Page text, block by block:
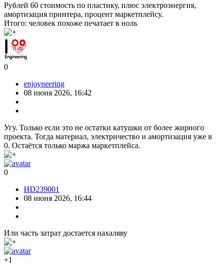
Рублей 60 стоимость по пластику, плюс электроэнергия,
амортизация принтера, процент маркетплейсу.
Итого: человек похоже печатает в ноль
0
enjoyneering
08 июня 2026, 16:42
Угу. Только если это не остатки катушки от более жирного
проекта. Тогда материал, электричество и амортизация уже в
0. Остаётся только маржа маркетплейса.
0
HD239001
08 июня 2026, 16:44
Или часть затрат достается нахаляву
+1